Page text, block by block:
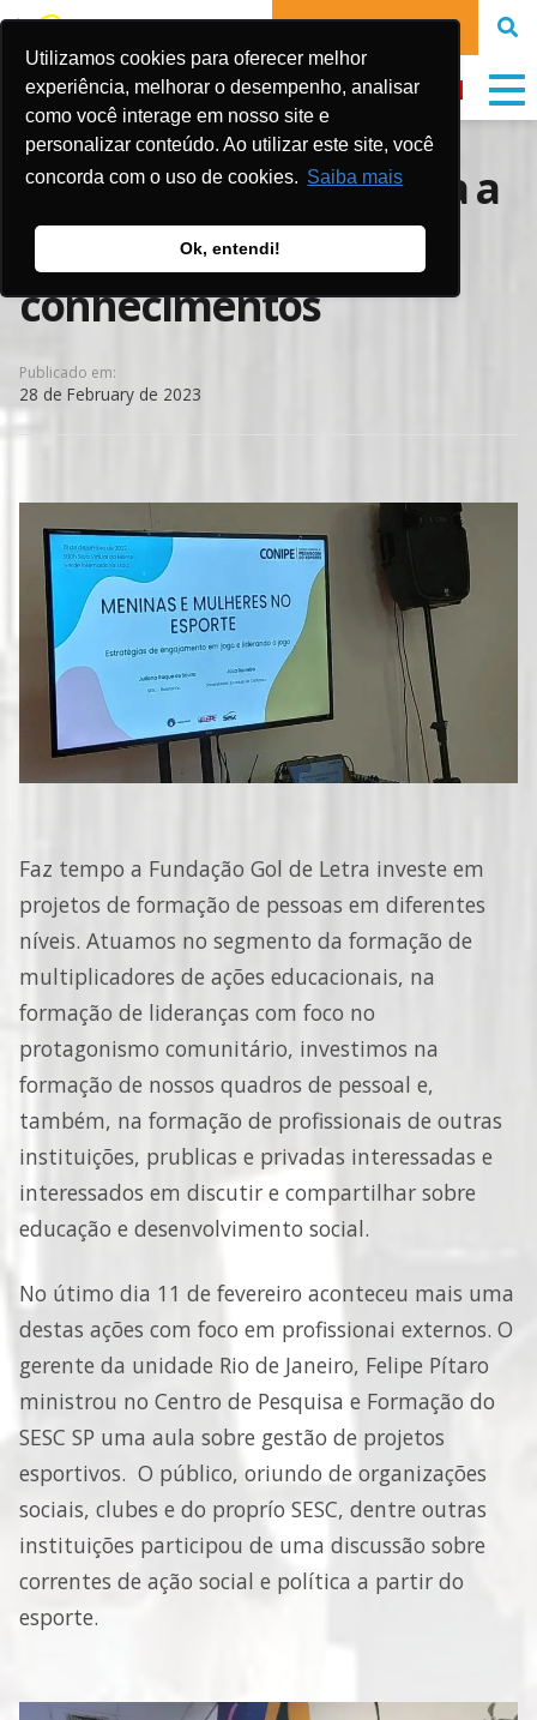
Utilizamos cookies para oferecer melhor
experiência, melhorar o desempenho, analisar
como você interage em nosso site e
personalizar conteúdo. Ao utilizar este site, você
concorda com o uso de cookies. Saiba mais
Ok, entendi!
DONATE NOW
Ações Gol de Letra para a
construção de
conhecimentos
Publicado em:
28 de February de 2023
Faz tempo a Fundação Gol de Letra investe em
projetos de formação de pessoas em diferentes
níveis. Atuamos no segmento da formação de
multiplicadores de ações educacionais, na
formação de lideranças com foco no
protagonismo comunitário, investimos na
formação de nossos quadros de pessoal e,
também, na formação de profissionais de outras
instituições, prublicas e privadas interessadas e
interessados em discutir e compartilhar sobre
educação e desenvolvimento social.
No útimo dia 11 de fevereiro aconteceu mais uma
destas ações com foco em profissionai externos. O
gerente da unidade Rio de Janeiro, Felipe Pítaro
ministrou no Centro de Pesquisa e Formação do
SESC SP uma aula sobre gestão de projetos
esportivos. O público, oriundo de organizações
sociais, clubes e do proprío SESC, dentre outras
instituições participou de uma discussão sobre
correntes de ação social e política a partir do
esporte.